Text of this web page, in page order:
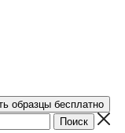
образцы бесплатно